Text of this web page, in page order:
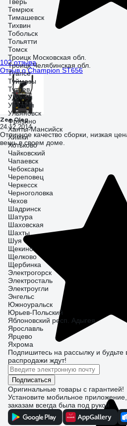
102 отзыва
Отзыв о Champion ST656
Zee Oleg
24.12.2014
Отличное качество сборки, низкая
вещь в своем доме.
Темрюк
Тимашевск
Тихвин
Тобольск
Тольятти
Томск
Троицк Московская обл.
Троицк Челябинская обл.
Туапсе
Туймазы
Тутаев
Удомля
Узловая
Ульяновск
Фрязино
Ханты-Мансийск
Химки
Хотьково
Чайковский
Чапаевск
Чебоксары
Череповец
Черкесск
Черноголовка
Чехов
Шадринск
Шатура
Шаховская
Шахты
Шуя
Щекино
Щелково
Щербинка
Электрогорск
Электросталь
Электроугли
Энгельс
Южноуральск
Юрьев-Польский
Яблоновский респ. Адыгея
Ярославль
Ярцево
Яхрома
Подпишитесь на рассылку и будьте
распродажи ждут!
Подписаться
Оригинальные товары с гарантией!
Установите мобильное
заказам всегда была под рукой